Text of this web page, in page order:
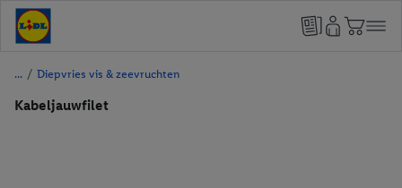
/ Diepvries vis & zeevruchten
Kabeljauwfilet